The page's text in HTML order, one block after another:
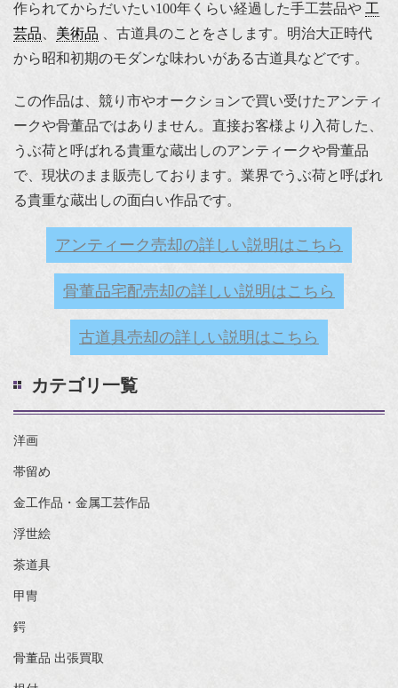
作られてからだいたい100年くらい経過した手工芸品や 工
芸品
美術品 、古道具のことをさします。明治大正時代
から昭和初期のモダンな味わいがある古道具などです。
この作品は、競り市やオークションで買い受けたアンティ
ークや骨董品ではありません。直接お客様より入荷した、
うぶ荷と呼ばれる貴重な蔵出しのアンティークや骨董品
で、現状のまま販売しております。業界でうぶ荷と呼ばれ
る貴重な蔵出しの面白い作品です。
アンティーク売却の詳しい説明はこちら
骨董品宅配売却の詳しい説明はこちら
古道具売却の詳しい説明はこちら
カテゴリ一覧
洋画
帯留め
金工作品・金属工芸作品
浮世絵
茶道具
甲冑
鍔
骨董品 出張買取